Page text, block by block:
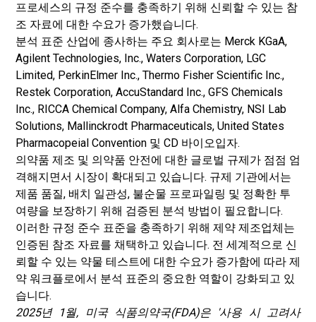
프로세스의 규정 준수를 충족하기 위해 신뢰할 수 있는 참
조 자료에 대한 수요가 증가했습니다.
분석 표준 산업에 종사하는 주요 회사로는 Merck KGaA,
Agilent Technologies, Inc., Waters Corporation, LGC
Limited, PerkinElmer Inc., Thermo Fisher Scientific Inc.,
Restek Corporation, AccuStandard Inc., GFS Chemicals
Inc., RICCA Chemical Company, Alfa Chemistry, NSI Lab
Solutions, Mallinckrodt Pharmaceuticals, United States
Pharmacopeial Convention 및 CD 바이오입자.
의약품 제조 및 의약품 안전에 대한 글로벌 규제가 점점 엄
격해지면서 시장이 확대되고 있습니다. 규제 기관에서는
제품 품질, 배치 일관성, 불순물 프로파일링 및 정확한 투
여량을 보장하기 위해 검증된 분석 방법이 필요합니다.
이러한 규정 준수 표준을 충족하기 위해 제약 제조업체는
인증된 참조 자료를 채택하고 있습니다. 전 세계적으로 신
뢰할 수 있는 약물 테스트에 대한 수요가 증가함에 따라 제
약 워크플로에서 분석 표준의 중요한 역할이 강화되고 있
습니다.
2025년 1월, 미국 식품의약국(FDA)은 '사용 시 고려사